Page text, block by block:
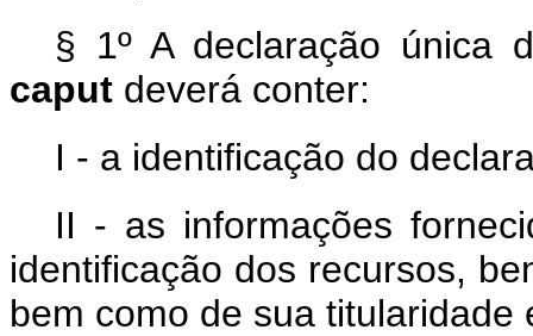
§ 1º A declaração única
caput deverá conter:
I - a identificação do
II - as informações
identificação dos recursos,
bem como de sua titularidade